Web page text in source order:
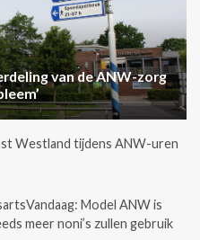
van de ANW-zorg
Westland tijdens ANW-uren
Model ANW is
meer noni’s zullen gebruik